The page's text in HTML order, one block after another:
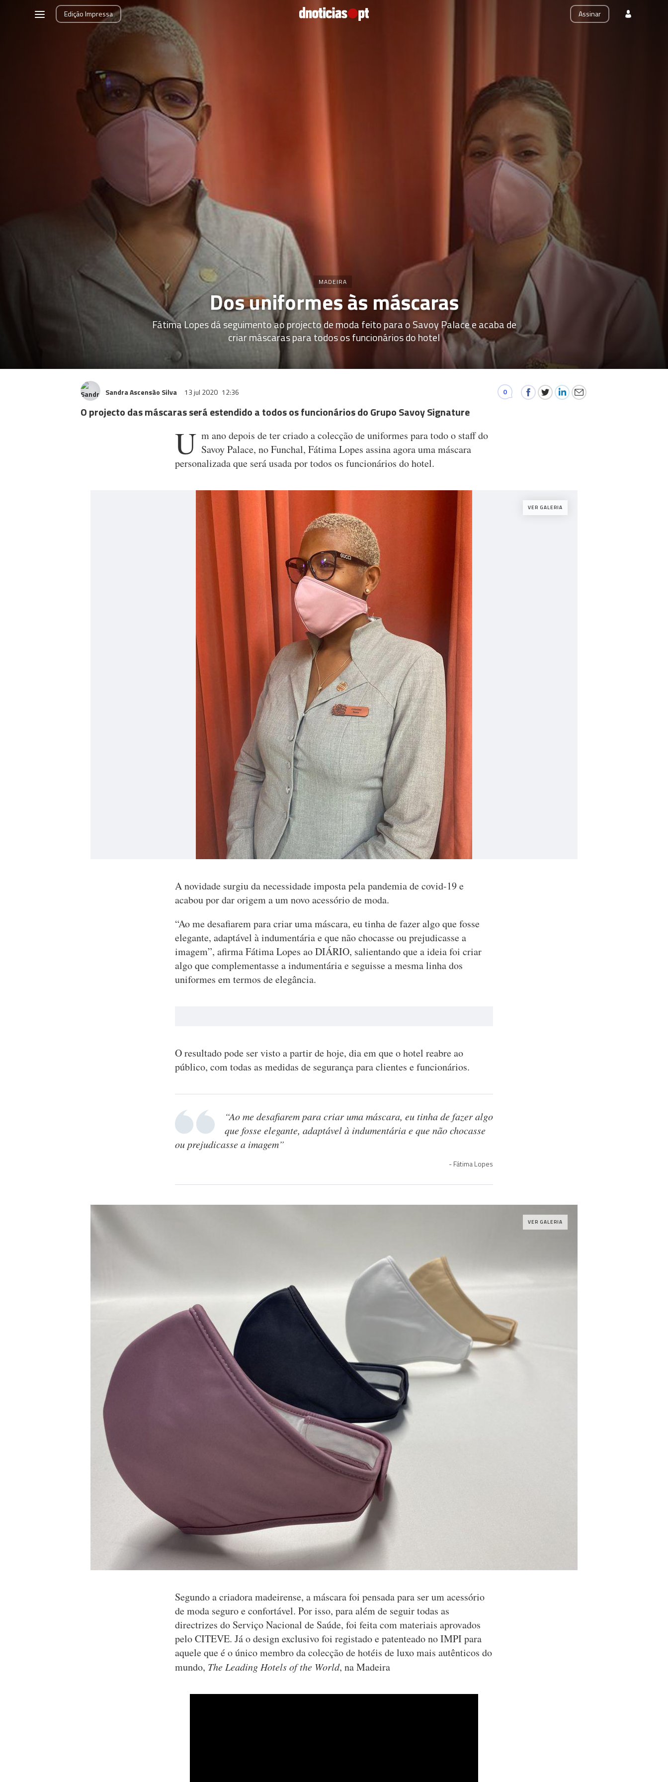
Assinar
EdiçãoImpressa
MADEIRA
Dos uniformes às máscaras
Fátima Lopes dá seguimento ao projecto de moda feito para o Savoy Palace e acaba de
criar máscaras para todos os funcionários do hotel
Sandra Ascensão Silva 13 jul 2020 12:36 0
O projecto das máscaras será estendido a todos os funcionários do Grupo Savoy Signature
U m ano depois de ter criado a colecção de uniformes para todo o staff do
Savoy Palace, no Funchal, Fátima Lopes assina agora uma máscara
personalizada que será usada por todos os funcionários do hotel.
VER GALERIA
A novidade surgiu da necessidade imposta pela pandemia de covid-19 e
acabou por dar origem a um novo acessório de moda.
“Ao me desafiarem para criar uma máscara, eu tinha de fazer algo que fosse
elegante, adaptável à indumentária e que não chocasse ou prejudicasse a
imagem”, afirma Fátima Lopes ao DIÁRIO, salientando que a ideia foi criar
algo que complementasse a indumentária e seguisse a mesma linha dos
uniformes em termos de elegância.
O resultado pode ser visto a partir de hoje, dia em que o hotel reabre ao
público, com todas as medidas de segurança para clientes e funcionários.
“Ao me desafiarem para criar uma máscara, eu tinha de fazer algo
que fosse elegante, adaptável à indumentária e que não chocasse
ou prejudicasse a imagem”
Fátima Lopes
VER GALERIA
Segundo a criadora madeirense, a máscara foi pensada para ser um acessório
de moda seguro e confortável. Por isso, para além de seguir todas as
directrizes do Serviço Nacional de Saúde, foi feita com materiais aprovados
pelo CITEVE. Já o design exclusivo foi registado e patenteado no IMPI para
aquele que é o único membro da colecção de hotéis de luxo mais autênticos do
mundo, The Leading Hotels of the World, na Madeira